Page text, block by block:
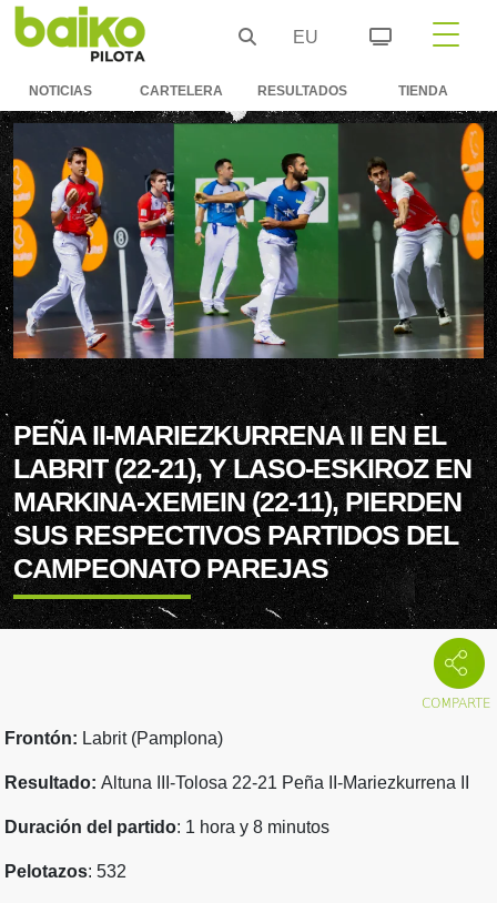
EU
NOTICIAS CARTELERA RESULTADOS TIENDA
PEÑA II-MARIEZKURRENA II EN EL
LABRIT (22-21), Y LASO-ESKIROZ EN
MARKINA-XEMEIN (22-11), PIERDEN
SUS RESPECTIVOS PARTIDOS DEL
CAMPEONATO PAREJAS
Frontón: Labrit (Pamplona)
Resultado: Altuna III-Tolosa 22-21 Peña II-Mariezkurrena II
Duración del partido: 1 hora y 8 minutos
Pelotazos: 532